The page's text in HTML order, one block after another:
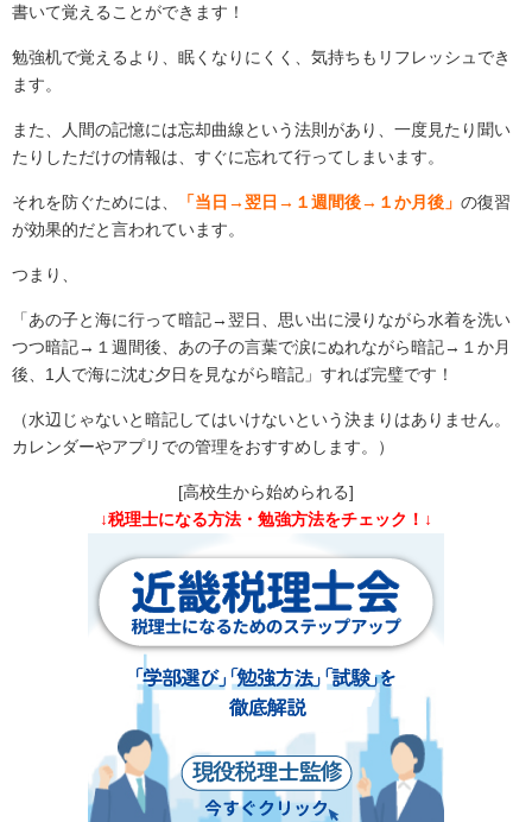
書いて覚えることができます！
勉強机で覚えるより、眠くなりにくく、気持ちもリフレッシュでき
ます。
また、人間の記憶には忘却曲線という法則があり、一度見たり聞い
たりしただけの情報は、すぐに忘れて行ってしまいます。
それを防ぐためには、 「当日→翌日→１週間後→１か月後」 の復習
が効果的だと言われています。
つまり、
「あの子と海に行って暗記→翌日、思い出に浸りながら水着を洗い
つつ暗記→１週間後、あの子の言葉で涙にぬれながら暗記→１か月
後、1人で海に沈む夕日を見ながら暗記」すれば完璧です！
（水辺じゃないと暗記してはいけないという決まりはありません。
カレンダーやアプリでの管理をおすすめします。）
[高校生から始められる]
↓税理士になる方法・勉強方法をチェック！↓